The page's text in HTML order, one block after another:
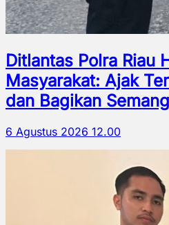
Ditlantas Polra Riau
Masyarakat: Ajak
dan Bagikan
6 Agustus 2026 12.00